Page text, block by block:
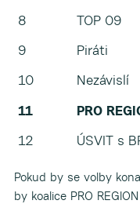
8 TOP 09
9
Piráti
10
Nezávislí
11 PRO
12 ÚSVIT s
Pokud by se volby
by koalice PRO